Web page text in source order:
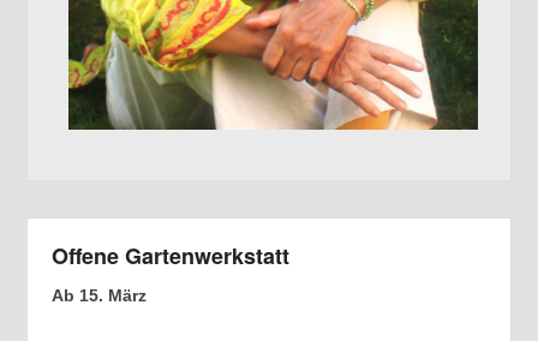
Offene Gartenwerkstatt
Ab 15. März